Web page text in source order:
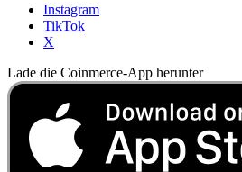
Instagram
TikTok
X
Lade die Coinmerce-App herunter